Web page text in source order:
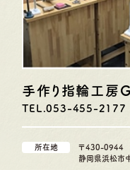
手作り指輪工房
TEL.053-455-2177
所在地
〒430-0944
静岡県浜松市